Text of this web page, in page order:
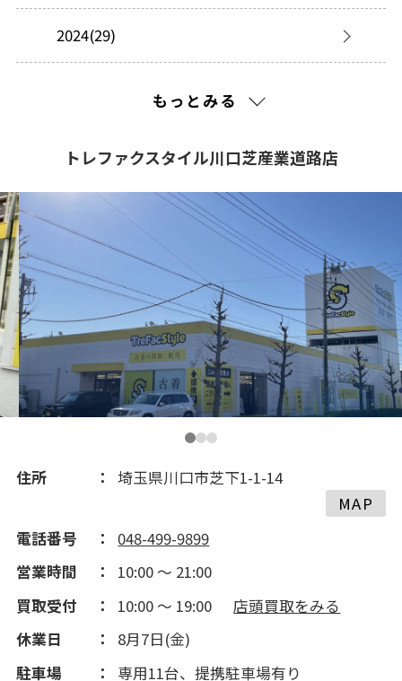
2024(29)
もっとみる
トレファクスタイル川口芝産業道路店
住所
埼玉県川口市芝下1-1-14
MAP
電話番号
048-499-9899
営業時間
10:00 ～ 21:00
買取受付
10:00 ～ 19:00
店頭買取をみる
休業日
8月7日(金)
駐車場
専用11台、提携駐車場有り